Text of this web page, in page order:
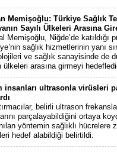
Memişoğlu: Türkiye Sağlık
Sayılı Ülkeleri Arasına
Memişoğlu, Niğde’de katıldığı
sağlık hizmetlerinin yanı
ve sağlık sanayisinde de
ülkeleri arasına girmeyi
insanları ultrasonla virüsleri
belirli ultrason
parçalayabildiğini ortaya
yöntemin sağlıklı hücrelere
hedef alabildiği belirtildi.